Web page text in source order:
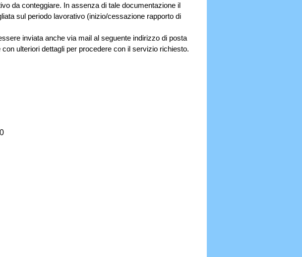
da conteggiare. In assenza di tale documentazione il
sul periodo lavorativo (inizio/cessazione rapporto di
inviata anche via mail al seguente indirizzo di posta
ulteriori dettagli per procedere con il servizio richiesto.